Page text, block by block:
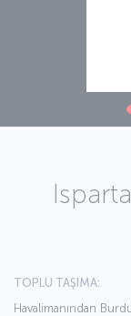
TOPLU TAŞIMA:
Havalimanından